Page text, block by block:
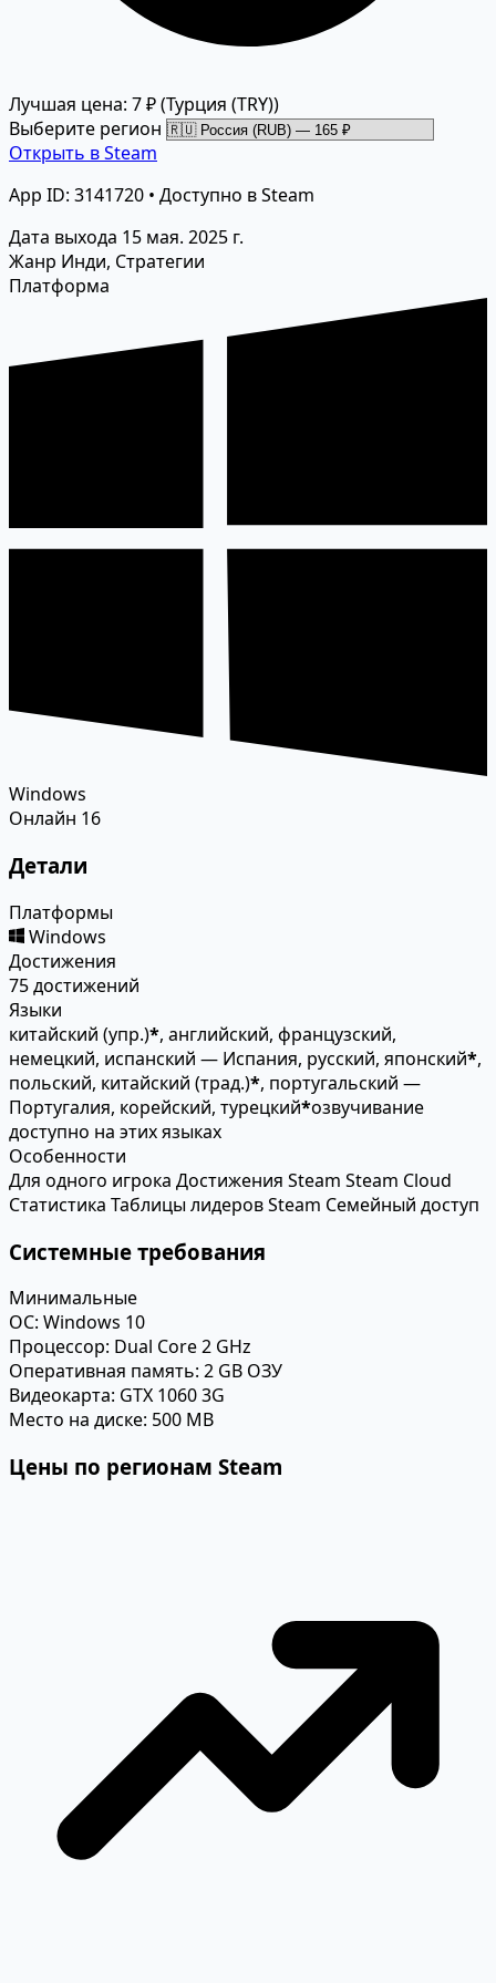
Лучшая цена: 7 ₽(Турция (TRY))
Выберите регион
Открыть в Steam
App ID: 3141720 • Доступно в Steam
Дата выхода 15 мая. 2025 г.
Жанр Инди, Стратегии
Платформа
Windows
Онлайн 16
Детали
Платформы
Windows
Достижения
75 достижений
Языки
китайский (упр.)*, английский, французский,
немецкий, испанский — Испания, русский, японский*,
польский, китайский (трад.)*, португальский —
Португалия, корейский, турецкий*озвучивание
доступно на этих языках
Особенности
Для одного игрока Достижения Steam Steam Cloud
Статистика Таблицы лидеров Steam Семейный доступ
Системные требования
Минимальные
ОС: Windows 10
Процессор: Dual Core 2 GHz
Оперативная память: 2 GB ОЗУ
Видеокарта: GTX 1060 3G
Место на диске: 500 MB
Цены по регионам Steam